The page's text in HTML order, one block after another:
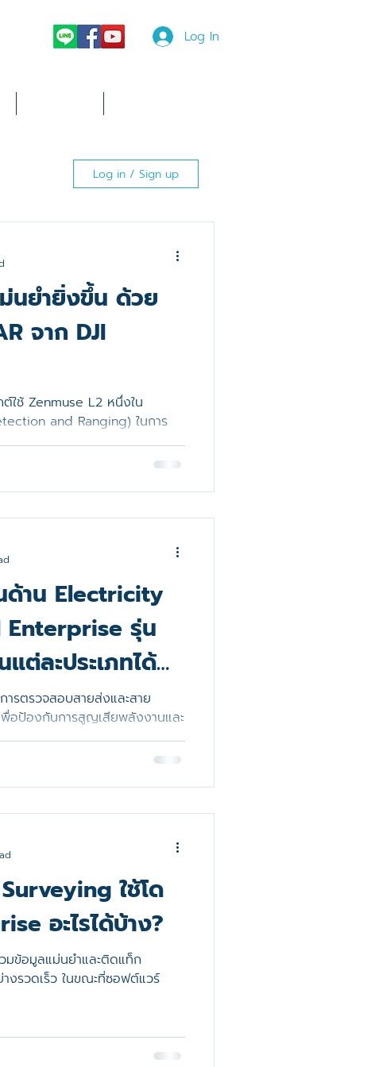
Log In
2
Log in / Sign up
นยำยิ่งขึ้น ด้วย
จาก DJI
ต์ใช้ Zenmuse L2 หนึ่งใน
and Ranging) ในการ
ด้าน Electricity
Enterprise รุ่น
แต่ละประเภทได้
รตรวจสอบสายส่งและสาย
อป้องกันการสูญเสียพลังงานและ
...
ใช้โด
อะไรได้บ้าง?
มข้อมูลแม่นยำและติดแท็ก
งรวดเร็ว ในขณะที่ซอฟต์แวร์